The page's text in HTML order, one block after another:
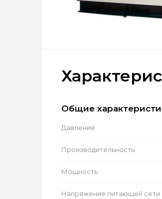
Общие
Давление
Производительность
Мощность
Напряжение питающей сети